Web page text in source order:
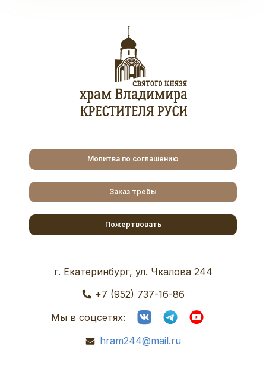
Молитва по соглашению
Заказ требы
Пожертвовать
г. Екатеринбург, ул. Чкалова 244
+7 (952) 737-16-86
Мы в соцсетях:
hram244@mail.ru